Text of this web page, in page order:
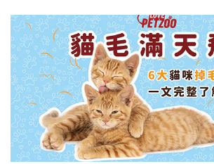
相處中獲得回報狗狗訓練指南，六步驟培養
系統性的方法能帶來最佳效果。從信任建立
都至關重要，缺一不可。良好的訓練應循序
感期，以積極正向的方式引導。遵循這六個
狗的新手，也能輕鬆將調皮的小狗訓練成聽
基礎 幼犬訓練的第一步不是教指令，而是建
犬可能感到緊張不安，給予適當空間適應環
音交談，提供安全舒適的窩，維持規律的餵
若超過 24 小時沒改善，建議就醫。血便（帶
可能是嚴重腸胃問題，應立即帶去獸醫院！
正原因，只要透過 5 個簡單步驟，就能判斷
需要就醫！接下來我們一起來看看該怎麼做
辦？5步驟判斷貓咪拉肚子是否需要馬上看醫
許多原因有關，更換食物、誤食異物或不乾
他疾病。 5 步驟判斷貓咪拉肚子原因，要不
子時，不用慌張！透過以下 5 個步驟，就能
是否需要帶去獸醫院。📌 貓咪拉肚子判斷步